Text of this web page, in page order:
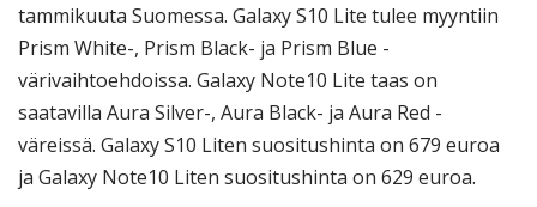
tammikuuta Suomessa. Galaxy S10 Lite tulee myyntiin
Prism White-, Prism Black- ja Prism Blue -
värivaihtoehdoissa. Galaxy Note10 Lite taas on
saatavilla Aura Silver-, Aura Black- ja Aura Red -
väreissä. Galaxy S10 Liten suositushinta on 679 euroa
ja Galaxy Note10 Liten suositushinta on 629 euroa.